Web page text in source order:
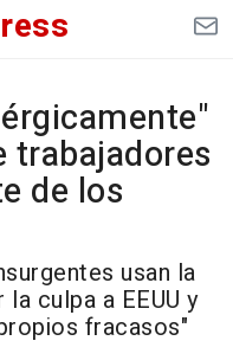
trabajadores
de los
usan la
culpa a EEUU y
fracasos"